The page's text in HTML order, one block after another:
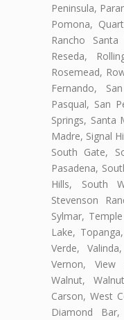
Peninsula,
Pomona,
Rancho
Reseda,
Rosemead,
Fernando,
Pasqual, San
Springs, Santa
Madre, Signal
South Gate,
Pasadena,
Hills, South
Stevenson
Sylmar,
Lake,
Verde,
Vernon, View
Walnut,
Carson, West
Diamond